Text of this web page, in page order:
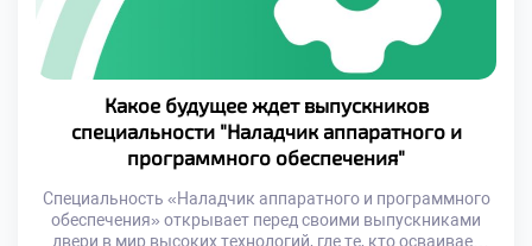
Какое будущее ждет выпускников
специальности "Наладчик аппаратного и
программного обеспечения"
Специальность «Наладчик аппаратного и программного
обеспечения» открывает перед своими выпускниками
двери в мир высоких технологий, где те, кто осваивает